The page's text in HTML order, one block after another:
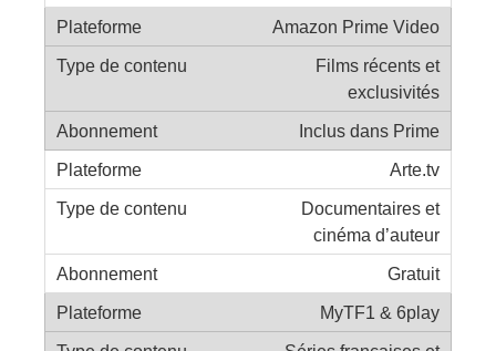
Amazon Prime Video
Films récents et
exclusivités
Inclus dans Prime
Arte.tv
Documentaires et
cinéma d’auteur
Gratuit
MyTF1 & 6play